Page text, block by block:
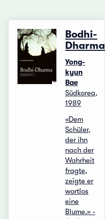
Bodhi-
Dharma
Yong-
kyun
Bae
Südkorea,
1989
«Dem
Schüler,
der ihn
nach der
Wahrheit
fragte,
zeigte er
wortlos
eine
Blume.» -